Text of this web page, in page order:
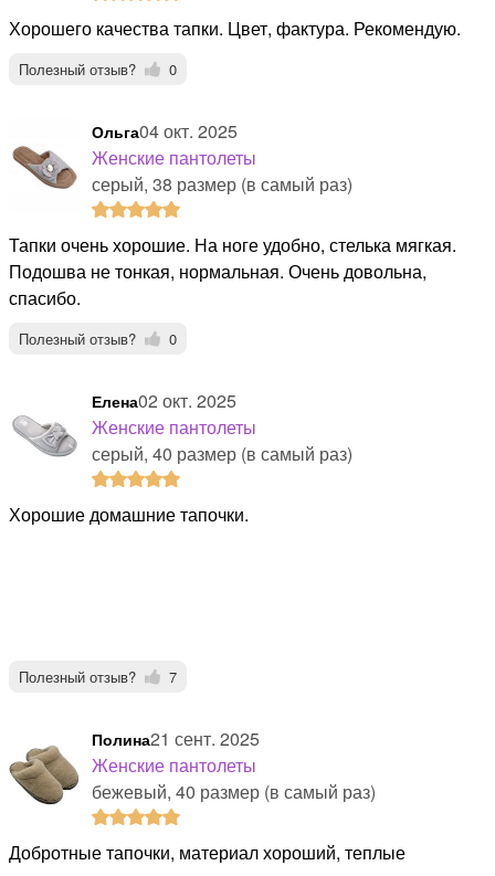
Хорошего качества тапки. Цвет, фактура. Рекомендую.
Полезный отзыв? 0
Ольга04 окт. 2025
Женские пантолеты
серый, 38 размер (в самый раз)
Тапки очень хорошие. На ноге удобно, стелька мягкая.
Подошва не тонкая, нормальная. Очень довольна,
спасибо.
Полезный отзыв? 0
Елена02 окт. 2025
Женские пантолеты
серый, 40 размер (в самый раз)
Хорошие домашние тапочки.
Полезный отзыв? 7
Полина21 сент. 2025
Женские пантолеты
бежевый, 40 размер (в самый раз)
Добротные тапочки, материал хороший, теплые